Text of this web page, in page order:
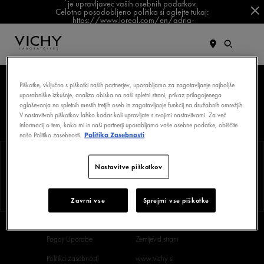
je upravljavec vaših osebnih podatkov.
Celotno posodobljeno politiko si oglejte tukaj:
https://www.loreal.com/en/adria-
Pridružite se nam naFacebook
Odkrijte nasvete in nege, prilagojene vaši koži
Stik
VICHY
Pogoji Uporabe
Politika zasebnosti
Zemljevid strani
www.vichy.si
Piškotke, vključno s piškotki naših partnerjev, uporabljamo za zagotavljanje najboljše
uporabniške izkušnje, analizo obiska na naši spletni strani, prikaz prilagojenega
oglaševanja na spletnih mestih tretjih oseb in zagotavljanje funkcij na družabnih omrežjih.
V nastavitvah piškotkov lahko kadar koli upravljate s svojimi nastavitvami. Za več
informacij o tem, kako mi in naši partnerji uporabljamo vaše osebne podatke, obiščite
našo Politiko zasebnosti. Politika Zasebnosti
Nastavitve piškotkov
Zavrni vse Sprejmi vse piškotke